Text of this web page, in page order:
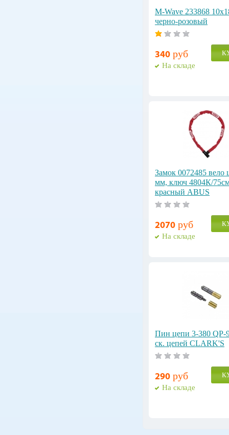
M-Wave 233868
черно-розовый
340 руб
На складе
Замок 0072485 вело
мм, ключ 4804К/
красный ABUS
2070 руб
На складе
Пин цепи 3-380 QP-
ск. цепей CLARK'S
290 руб
На складе